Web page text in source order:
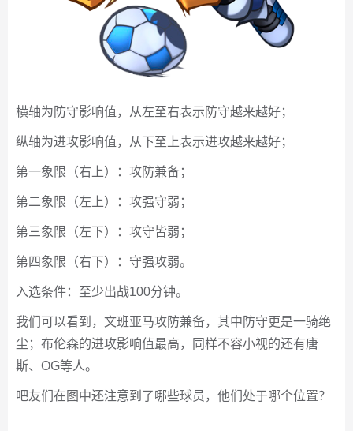
横轴为防守影响值，从左至右表示防守越来越好；
纵轴为进攻影响值，从下至上表示进攻越来越好；
第一象限（右上）：攻防兼备；
第二象限（左上）：攻强守弱；
第三象限（左下）：攻守皆弱；
第四象限（右下）：守强攻弱。
入选条件：至少出战100分钟。
我们可以看到，文班亚马攻防兼备，其中防守更是一骑绝
尘；布伦森的进攻影响值最高，同样不容小视的还有唐
斯、OG等人。
吧友们在图中还注意到了哪些球员，他们处于哪个位置？